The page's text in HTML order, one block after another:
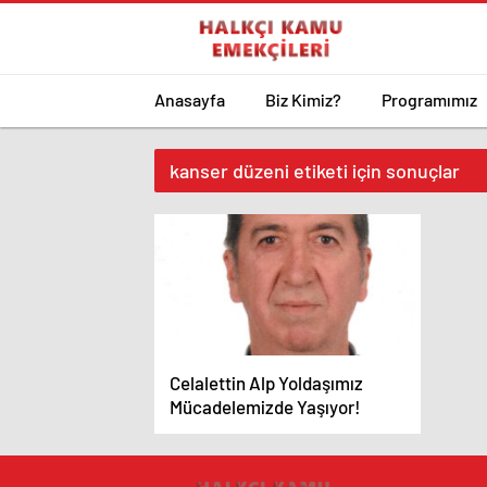
Anasayfa Biz Kimiz? Programımız
kanser düzeni etiketi için sonuçlar
Celalettin Alp Yoldaşımız
Mücadelemizde Yaşıyor!